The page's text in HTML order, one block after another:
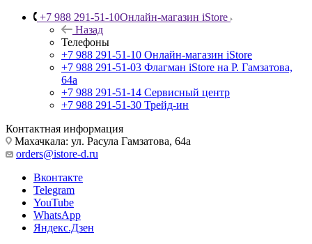
+7 988 291-51-10Онлайн-магазин iStore
Назад
Телефоны
+7 988 291-51-10 Онлайн-магазин iStore
+7 988 291-51-03 Флагман iStore на Р. Гамзатова,
64а
+7 988 291-51-14 Сервисный центр
+7 988 291-51-30 Трейд-ин
Контактная информация
Махачкала: ул. Расула Гамзатова, 64а
orders@istore-d.ru
Вконтакте
Telegram
YouTube
WhatsApp
Яндекс.Дзен